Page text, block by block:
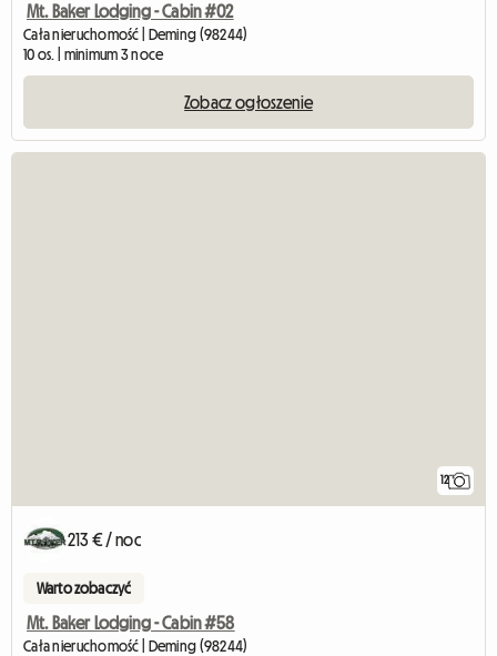
Mt. Baker Lodging - Cabin #02
Cała nieruchomość | Deming (98244)
10 os. | minimum 3 noce
Zobacz ogłoszenie
12
213 € / noc
Warto zobaczyć
Mt. Baker Lodging - Cabin #58
Cała nieruchomość | Deming (98244)